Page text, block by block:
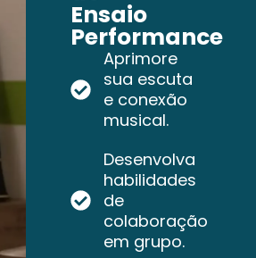
Ensaio
Performance
Aprimore
sua escuta
e conexão
musical.
Desenvolva
habilidades
de
colaboração
em grupo.